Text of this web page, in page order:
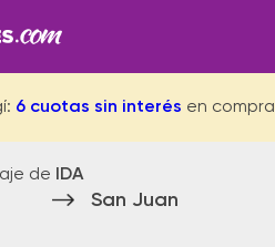
6 cuotas sin interés en
de IDA
San Juan